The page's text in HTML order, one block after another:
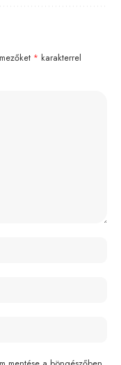
* karakterrel